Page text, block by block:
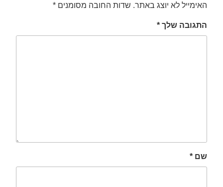
האימייל לא יוצג באתר. שדות החובה מסומנים *
התגובה שלך *
שם *